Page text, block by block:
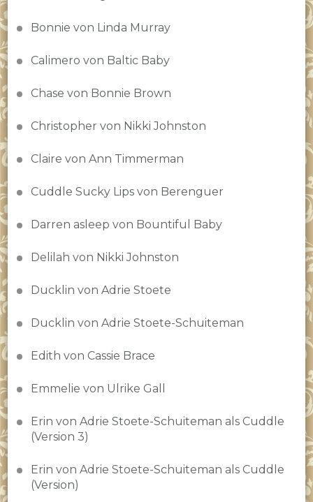
Bonnie von Linda Murray
Calimero von Baltic Baby
Chase von Bonnie Brown
Christopher von Nikki Johnston
Claire von Ann Timmerman
Cuddle Sucky Lips von Berenguer
Darren asleep von Bountiful Baby
Delilah von Nikki Johnston
Ducklin von Adrie Stoete
Ducklin von Adrie Stoete-Schuiteman
Edith von Cassie Brace
Emmelie von Ulrike Gall
Erin von Adrie Stoete-Schuiteman als Cuddle
(Version 3)
Erin von Adrie Stoete-Schuiteman als Cuddle
(Version)